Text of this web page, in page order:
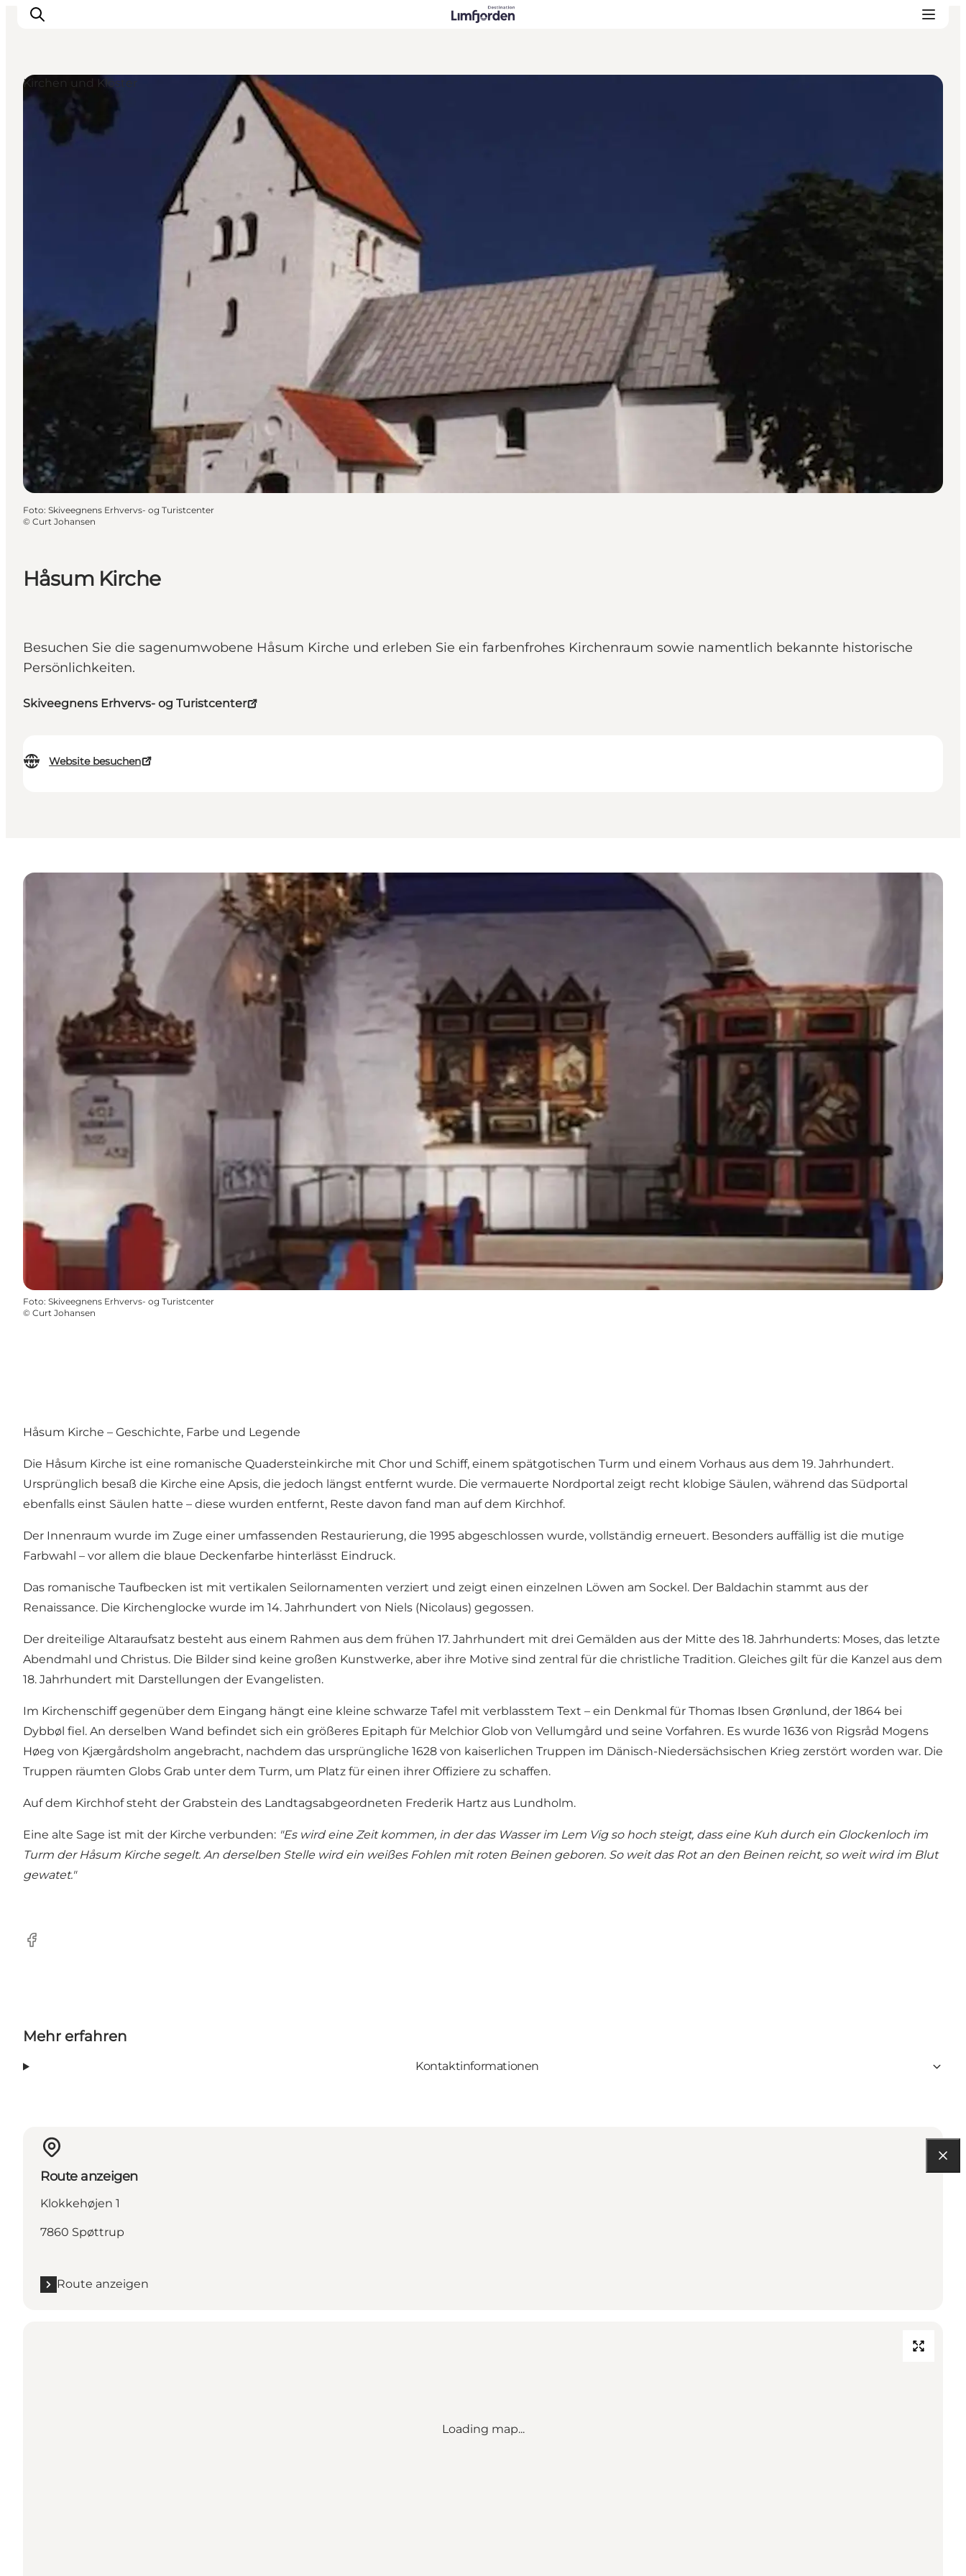
Håsum Kirche
Besuchen Sie die sagenumwobene Håsum Kirche und erleben Sie ein farbenfrohes Kirchenraum sowie namentlich bekannte historische
Persönlichkeiten.
Skiveegnens Erhvervs- og Turistcenter
Website besuchen
Kirchen und Klöster
Foto: Skiveegnens Erhvervs- og Turistcenter
© Curt Johansen
Foto: Skiveegnens Erhvervs- og Turistcenter
© Curt Johansen
Håsum Kirche – Geschichte, Farbe und Legende
Die Håsum Kirche ist eine romanische Quadersteinkirche mit Chor und Schiff, einem spätgotischen Turm und einem Vorhaus aus dem 19. Jahrhundert.
Ursprünglich besaß die Kirche eine Apsis, die jedoch längst entfernt wurde. Die vermauerte Nordportal zeigt recht klobige Säulen, während das Südportal
ebenfalls einst Säulen hatte – diese wurden entfernt, Reste davon fand man auf dem Kirchhof.
Der Innenraum wurde im Zuge einer umfassenden Restaurierung, die 1995 abgeschlossen wurde, vollständig erneuert. Besonders auffällig ist die mutige
Farbwahl – vor allem die blaue Deckenfarbe hinterlässt Eindruck.
Das romanische Taufbecken ist mit vertikalen Seilornamenten verziert und zeigt einen einzelnen Löwen am Sockel. Der Baldachin stammt aus der
Renaissance. Die Kirchenglocke wurde im 14. Jahrhundert von Niels (Nicolaus) gegossen.
Der dreiteilige Altaraufsatz besteht aus einem Rahmen aus dem frühen 17. Jahrhundert mit drei Gemälden aus der Mitte des 18. Jahrhunderts: Moses, das letzte
Abendmahl und Christus. Die Bilder sind keine großen Kunstwerke, aber ihre Motive sind zentral für die christliche Tradition. Gleiches gilt für die Kanzel aus dem
18. Jahrhundert mit Darstellungen der Evangelisten.
Im Kirchenschiff gegenüber dem Eingang hängt eine kleine schwarze Tafel mit verblasstem Text – ein Denkmal für Thomas Ibsen Grønlund, der 1864 bei
Dybbøl fiel. An derselben Wand befindet sich ein größeres Epitaph für Melchior Glob von Vellumgård und seine Vorfahren. Es wurde 1636 von Rigsråd Mogens
Høeg von Kjærgårdsholm angebracht, nachdem das ursprüngliche 1628 von kaiserlichen Truppen im Dänisch-Niedersächsischen Krieg zerstört worden war. Die
Truppen räumten Globs Grab unter dem Turm, um Platz für einen ihrer Offiziere zu schaffen.
Auf dem Kirchhof steht der Grabstein des Landtagsabgeordneten Frederik Hartz aus Lundholm.
Eine alte Sage ist mit der Kirche verbunden: "Es wird eine Zeit kommen, in der das Wasser im Lem Vig so hoch steigt, dass eine Kuh durch ein Glockenloch im
Turm der Håsum Kirche segelt. An derselben Stelle wird ein weißes Fohlen mit roten Beinen geboren. So weit das Rot an den Beinen reicht, so weit wird im Blut
gewatet."
Facebook
Mehr erfahren
Kontaktinformationen
Route anzeigen
Klokkehøjen 1
7860 Spøttrup
Route anzeigen
Loading map...